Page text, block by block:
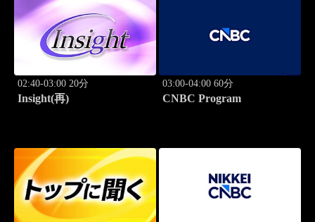
02:40-03:00 20分
Insight(再)
03:00-04:00 60分
CNBC Program